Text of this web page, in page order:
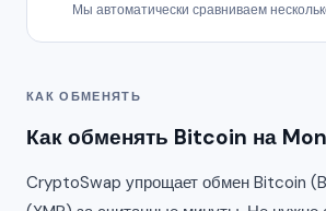
Мы автоматически сравниваем
КАК ОБМЕНЯТЬ
Как обменять Bitcoin на
CryptoSwap упрощает обмен Bitcoin